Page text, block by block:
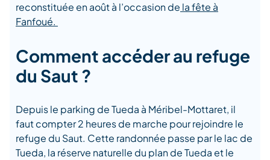
reconstituée en août à l’occasion de la fête à
Fanfoué.
Comment accéder au refuge
du Saut ?
Depuis le parking de Tueda à Méribel-Mottaret, il
faut compter 2 heures de marche pour rejoindre le
refuge du Saut. Cette randonnée passe par le lac de
Tueda, la réserve naturelle du plan de Tueda et le